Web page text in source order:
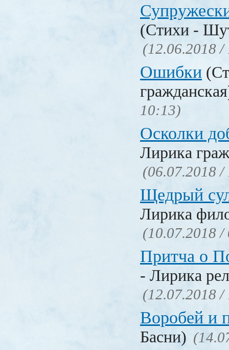
(Стихи -
(12.06.2018 /
Ошибки
10:13)
Осколки
Лирика
(06.07.2018 /
Щедрый
Лирика
(10.07.2018 /
Притча о
- Лирика
(12.07.2018 /
Воробей и
Басни)